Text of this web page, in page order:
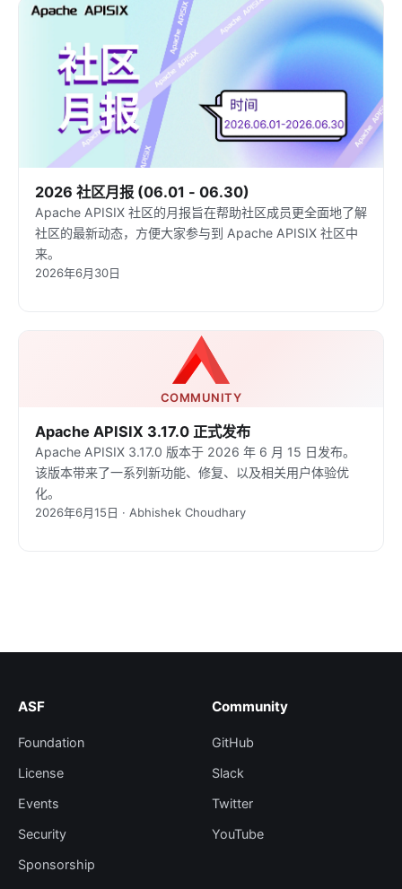
2026 社区月报 (06.01 - 06.30)
Apache APISIX 社区的月报旨在帮助社区成员更全面地了解
社区的最新动态，方便大家参与到 Apache APISIX 社区中
来。
2026年6月30日
COMMUNITY
Apache APISIX 3.17.0 正式发布
Apache APISIX 3.17.0 版本于 2026 年 6 月 15 日发布。
该版本带来了一系列新功能、修复、以及相关用户体验优
化。
2026年6月15日 · Abhishek Choudhary
ASF
Foundation
License
Events
Security
Sponsorship
Community
GitHub
Slack
Twitter
YouTube